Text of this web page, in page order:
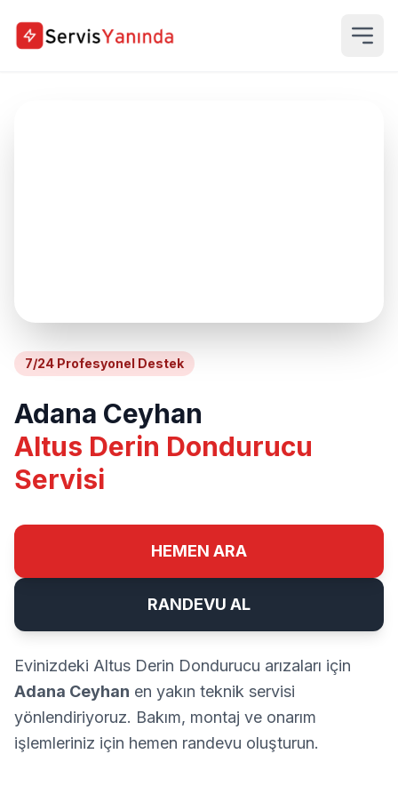
7/24 Profesyonel Destek
Adana Ceyhan
Altus Derin Dondurucu
Servisi
HEMEN ARA
RANDEVU AL
Evinizdeki Altus Derin Dondurucu arızaları için
Adana Ceyhan en yakın teknik servisi
yönlendiriyoruz. Bakım, montaj ve onarım
işlemleriniz için hemen randevu oluşturun.